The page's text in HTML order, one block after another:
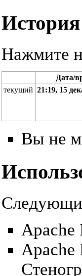
Нажмите
Дата/
текущий 21:19, 15
Вы не
Apache
Apache